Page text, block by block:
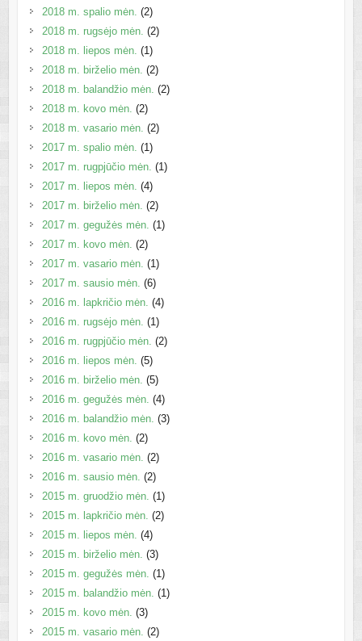
2018 m. spalio mėn. (2)
2018 m. rugsėjo mėn. (2)
2018 m. liepos mėn. (1)
2018 m. birželio mėn. (2)
2018 m. balandžio mėn. (2)
2018 m. kovo mėn. (2)
2018 m. vasario mėn. (2)
2017 m. spalio mėn. (1)
2017 m. rugpjūčio mėn. (1)
2017 m. liepos mėn. (4)
2017 m. birželio mėn. (2)
2017 m. gegužės mėn. (1)
2017 m. kovo mėn. (2)
2017 m. vasario mėn. (1)
2017 m. sausio mėn. (6)
2016 m. lapkričio mėn. (4)
2016 m. rugsėjo mėn. (1)
2016 m. rugpjūčio mėn. (2)
2016 m. liepos mėn. (5)
2016 m. birželio mėn. (5)
2016 m. gegužės mėn. (4)
2016 m. balandžio mėn. (3)
2016 m. kovo mėn. (2)
2016 m. vasario mėn. (2)
2016 m. sausio mėn. (2)
2015 m. gruodžio mėn. (1)
2015 m. lapkričio mėn. (2)
2015 m. liepos mėn. (4)
2015 m. birželio mėn. (3)
2015 m. gegužės mėn. (1)
2015 m. balandžio mėn. (1)
2015 m. kovo mėn. (3)
2015 m. vasario mėn. (2)